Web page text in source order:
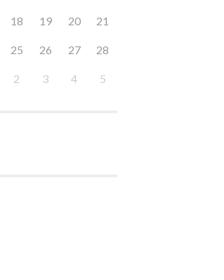
18 19 20 21
25 26 27 28
2 3 4 5